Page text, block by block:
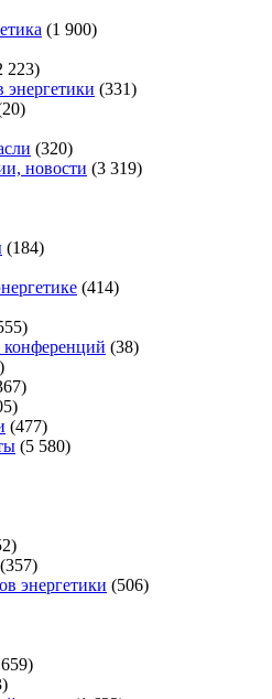
(1 900)
223)
энергетики (331)
(320)
новости (3 319)
(184)
(414)
конференций (38)
(477)
(5 580)
(357)
энергетики (506)